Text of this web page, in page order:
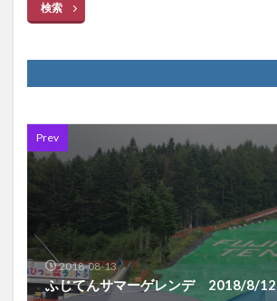
検索
Prev
2018-08-13
ふじてんサマーゲレンデ 2018/8/12